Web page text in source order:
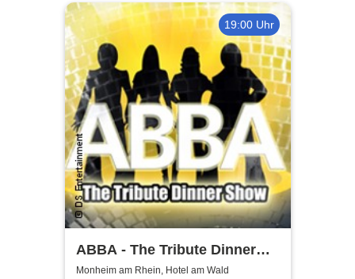
19:00 Uhr
ABBA - The Tribute Dinner
Show
Monheim am Rhein, Hotel am Wald